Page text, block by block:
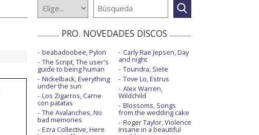
PRO. NOVEDADES DISCOS
beabadoobee, Pylon
The Script, The user's
guide to being human
Nickelback, Everything
under the sun
Los Zigarros, Carne
con patatas
The Avalanches, No
bad memories
Ezra Collective, Here
Carly Rae Jepsen, Day
and night
Toundra, Siete
Tove Lo, Estrus
Alex Warren,
Wildchild
Blossoms, Songs
from the wedding cake
Roger Taylor, Violence
insane in a beautiful